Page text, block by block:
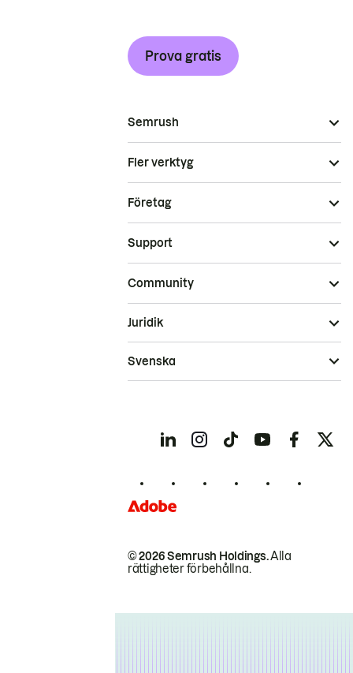
Prova gratis
Semrush
Fler verktyg
Företag
Support
Community
© 2026 Semrush Holdings.Alla
rättigheter förbehållna.
Juridik
Svenska